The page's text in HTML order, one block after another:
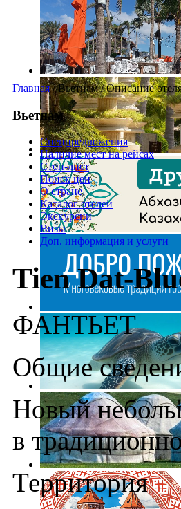
Главная /Вьетнам/Описание
Вьетнам
Спецпредложения
Наличие мест на рейсах
Стоп-лист
Поиск цен
О стране
Каталог отелей
Экскурсии
Визы
Доп. информация и услуги
Tien Dat-
ФАНТЬЕТ
Общие
Новый
в
Территория